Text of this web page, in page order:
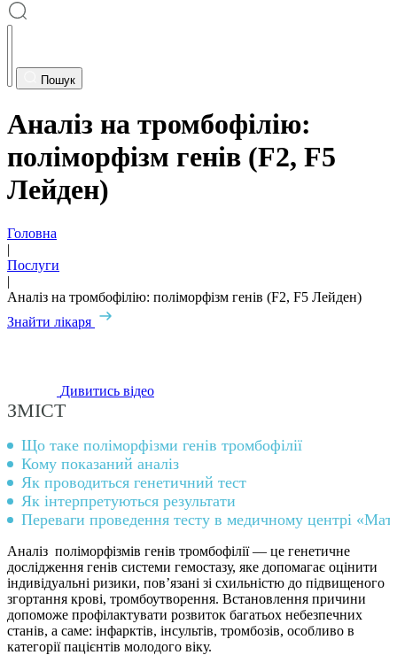
Пошук
Аналіз на тромбофілію:
поліморфізм генів (F2, F5
Лейден)
Головна
|
Послуги
|
Аналіз на тромбофілію: поліморфізм генів (F2, F5 Лейден)
Знайти лікаря
Дивитись відео
ЗМІСТ
Що таке поліморфізми генів тромбофілії
Кому показаний аналіз
Як проводиться генетичний тест
Як інтерпретуються результати
Переваги проведення тесту в медичному центрі
Аналіз поліморфізмів генів тромбофілії — це генетичне
дослідження генів системи гемостазу, яке допомагає оцінити
індивідуальні ризики, пов’язані зі схильністю до підвищеного
згортання крові, тромбоутворення. Встановлення причини
допоможе профілактувати розвиток багатьох небезпечних
станів, а саме: інфарктів, інсультів, тромбозів, особливо в
категорії пацієнтів молодого віку.